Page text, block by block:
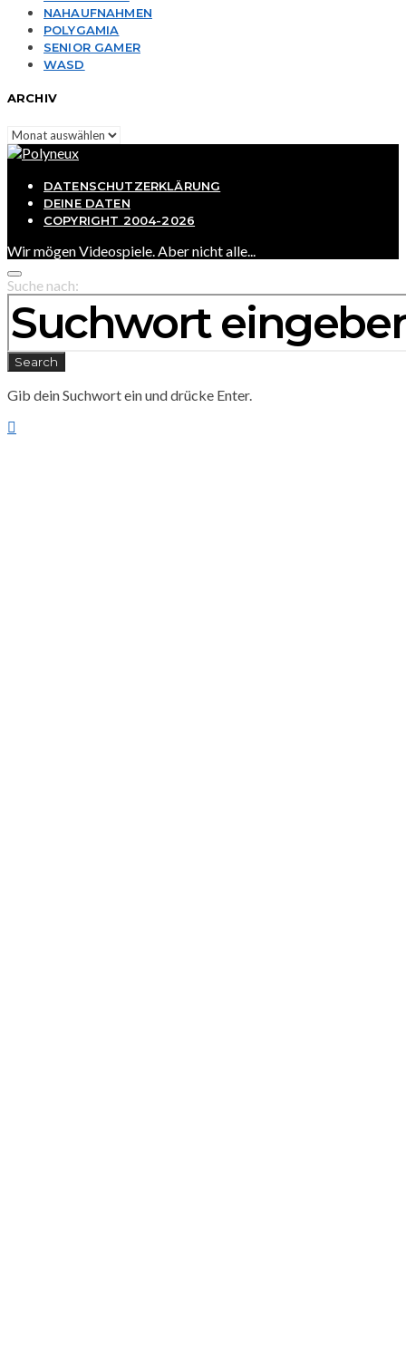
NAHAUFNAHMEN
POLYGAMIA
SENIOR GAMER
WASD
ARCHIV
Archiv
DATENSCHUTZERKLÄRUNG
DEINE DATEN
COPYRIGHT 2004-2026
Wir mögen Videospiele. Aber nicht alle...
Suche nach:
Search
Gib dein Suchwort ein und drücke Enter.